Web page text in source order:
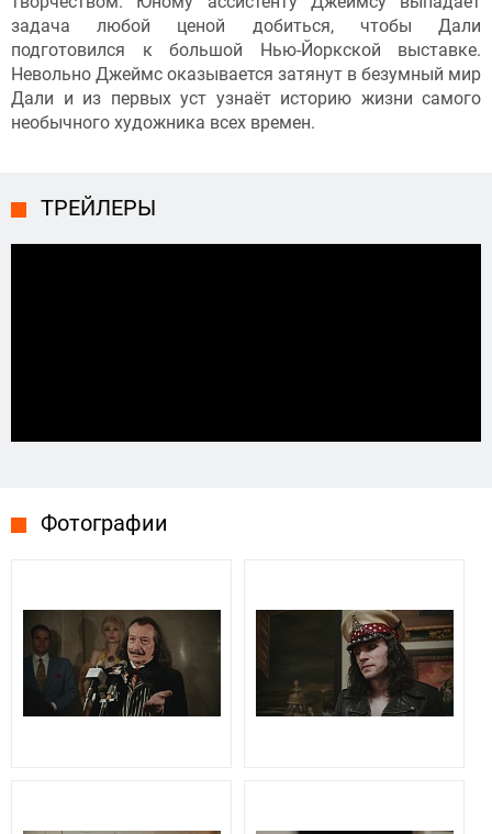
задача любой ценой добиться, чтобы Дали
подготовился к большой Нью-Йоркской выставке.
Невольно Джеймс оказывается затянут в безумный мир
Дали и из первых уст узнаёт историю жизни самого
необычного художника всех времен.
ТРЕЙЛЕРЫ
Фотографии